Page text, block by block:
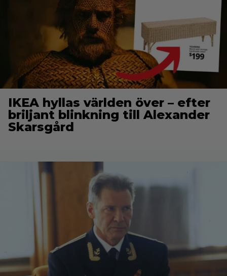
IKEA hyllas världen över – efter
briljant blinkning till Alexander
Skarsgård